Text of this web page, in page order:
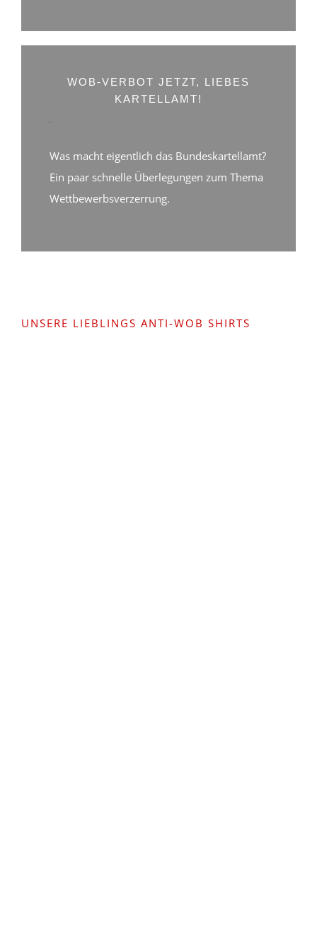
WOB-VERBOT JETZT, LIEBES
KARTELLAMT!
des
Videos
die
Datenschutzerklärung
laden
Was macht eigentlich das Bundeskartellamt?
Ein paar schnelle Überlegungen zum Thema
Wettbewerbsverzerrung.
UNSERE LIEBLINGS ANTI-WOB SHIRTS